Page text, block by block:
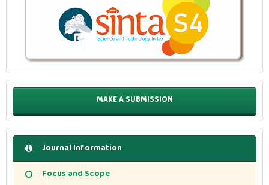
MAKE A SUBMISSION
Journal Information
Focus and Scope